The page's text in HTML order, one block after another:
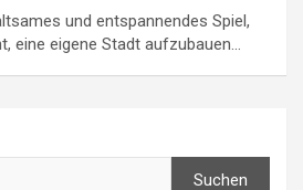
und entspannendes Spiel,
eine eigene Stadt aufzubauen…
Suchen